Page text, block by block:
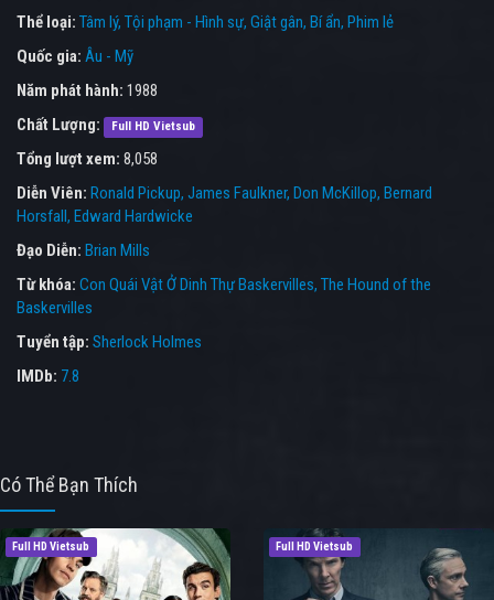
Thể loại: Tâm lý Tội phạm - Hình sự Giật gân Bí ẩn Phim lẻ
Quốc gia: Âu - Mỹ
Năm phát hành: 1988
Chất Lượng:
Full HD Vietsub
Tổng lượt xem: 8,058
Diễn Viên: Ronald Pickup James Faulkner Don McKillop Bernard
Horsfall
Edward Hardwicke
Đạo Diễn: Brian Mills
Từ khóa: Con Quái Vật Ở Dinh Thự Baskervilles, The Hound of the
Baskervilles
Tuyển tập: Sherlock Holmes
IMDb: 7.8
Có Thể Bạn Thích
Full HD Vietsub Full HD Vietsub